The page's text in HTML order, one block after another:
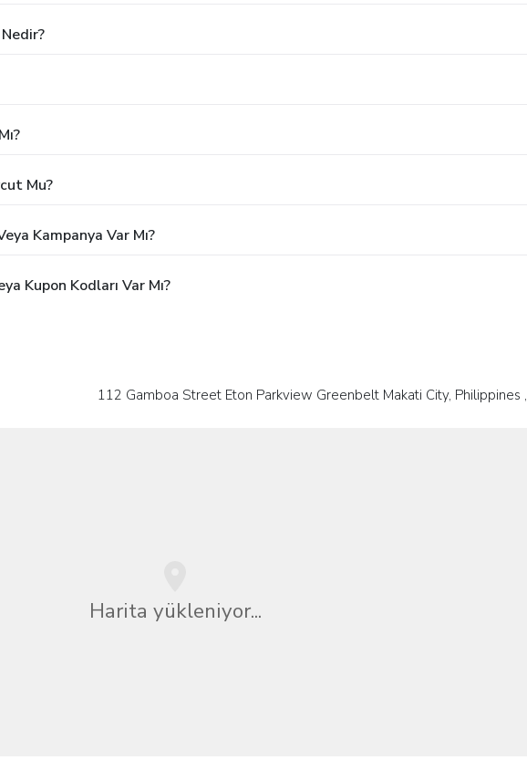
Mu?
Kampanya Var Mı?
Kupon Kodları Var Mı?
112 Gamboa Street Eton Parkview Greenbelt Makati City, Philippines ,
Harita yükleniyor...